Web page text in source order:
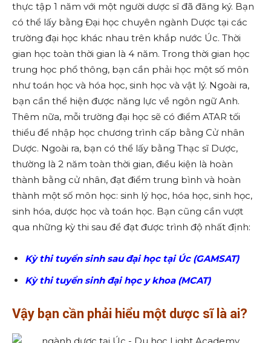
thực tập 1 năm với một người dược sĩ đã đăng ký. Bạn
có thể lấy bằng Đại học chuyên ngành Dược tại các
trường đại học khác nhau trên khắp nước Úc. Thời
gian học toàn thời gian là 4 năm. Trong thời gian học
trung học phổ thông, bạn cần phải học một số môn
như toán học và hóa học, sinh học và vật lý. Ngoài ra,
bạn cần thể hiện được năng lực về ngôn ngữ Anh.
Thêm nữa, mỗi trường đại học sẽ có điểm ATAR tối
thiểu để nhập học chương trình cấp bằng Cử nhân
Dược. Ngoài ra, bạn có thể lấy bằng Thạc sĩ Dược,
thường là 2 năm toàn thời gian, điều kiện là hoàn
thành bằng cử nhân, đạt điểm trung bình và hoàn
thành một số môn học: sinh lý học, hóa học, sinh học,
sinh hóa, dược học và toán học. Bạn cũng cần vượt
qua những kỳ thi sau để đạt được trình độ nhất định:
Kỳ thi tuyển sinh sau đại học tại Úc (GAMSAT)
Kỳ thi tuyển sinh đại học y khoa (MCAT)
Vậy bạn cần phải hiểu một dược sĩ là ai?